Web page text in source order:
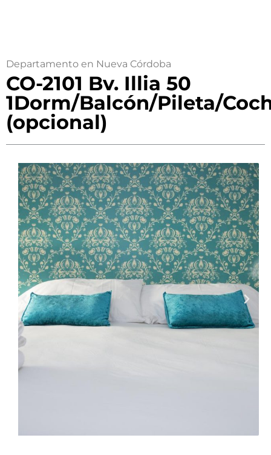
Departamento en Nueva Córdoba
CO-2101 Bv. Illia 50
1Dorm/Balcón/Pileta/
(opcional)